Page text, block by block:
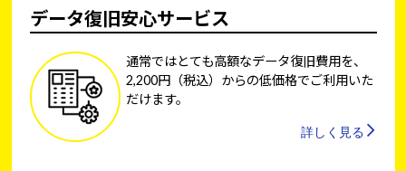
データ復旧安心サービス
通常ではとても高額なデータ復旧費用を、
2,200円（税込）からの低価格でご利用いた
だけます。
詳しく見る